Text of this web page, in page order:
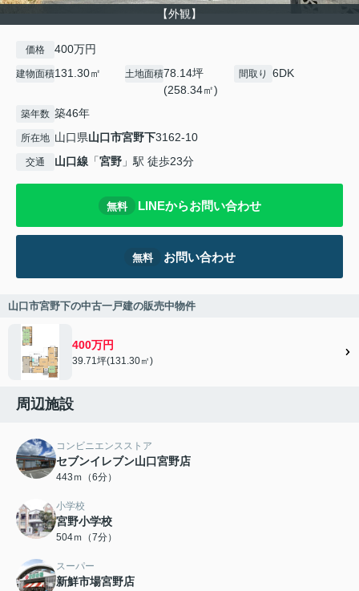
【外観】
価格 400万円
建物面積131.30㎡ 土地面積78.14坪
(258.34㎡)
間取り 6DK
築年数 築46年
所在地 山口県山口市宮野下3162-10
交通 山口線 「宮野 」駅 徒歩23分
無料 LINEからお問い合わせ
無料 お問い合わせ
山口市宮野下の中古一戸建の販売中物件
400万円
39.71坪(131.30㎡)
周辺施設
コンビニエンスストア
セブンイレブン山口宮野店
443ｍ（6分）
小学校
宮野小学校
504ｍ（7分）
スーパー
新鮮市場宮野店